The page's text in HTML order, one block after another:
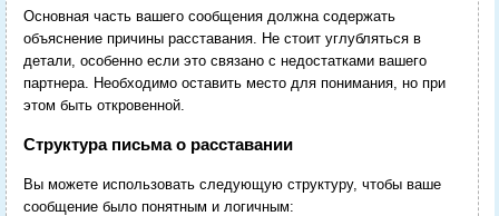
Основная часть вашего сообщения должна содержать
объяснение причины расставания. Не стоит углубляться в
детали, особенно если это связано с недостатками вашего
партнера. Необходимо оставить место для понимания, но при
этом быть откровенной.
Структура письма о расставании
Вы можете использовать следующую структуру, чтобы ваше
сообщение было понятным и логичным: